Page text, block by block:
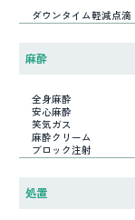
ダウンタイム軽減点滴
麻酔
全身麻酔
安心麻酔
笑気ガス
麻酔クリーム
ブロック注射
処置